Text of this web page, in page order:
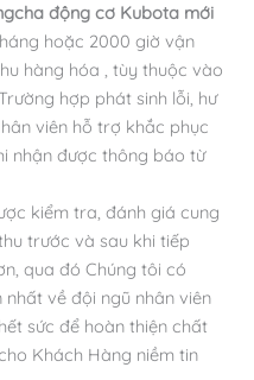
động cơ Kubota mới
hoặc 2000 giờ vận
hàng hóa , tùy thuộc vào
hợp phát sinh lỗi, hư
viên hỗ trợ khắc phục
nhận được thông báo từ
kiểm tra, đánh giá cung
trước và sau khi tiếp
qua đó Chúng tôi có
về đội ngũ nhân viên
sức để hoàn thiện chất
Khách Hàng niềm tin